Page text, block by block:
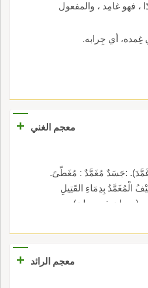
، فهو غامِد ، والمفعول
أي جِرابه.
معجم الغني
+
:جَسَدٌ مُغَمَّدٌ : مُغَطّىً.
الْمُغَمَّدُ بِدِمَاءِ القَتِيلِ
(جبران خ. جبران).
معجم الرائد +